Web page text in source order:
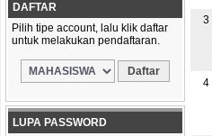
DAFTAR
Pilih tipe account, lalu klik daftar
untuk melakukan pendaftaran.
LUPA PASSWORD
3
4